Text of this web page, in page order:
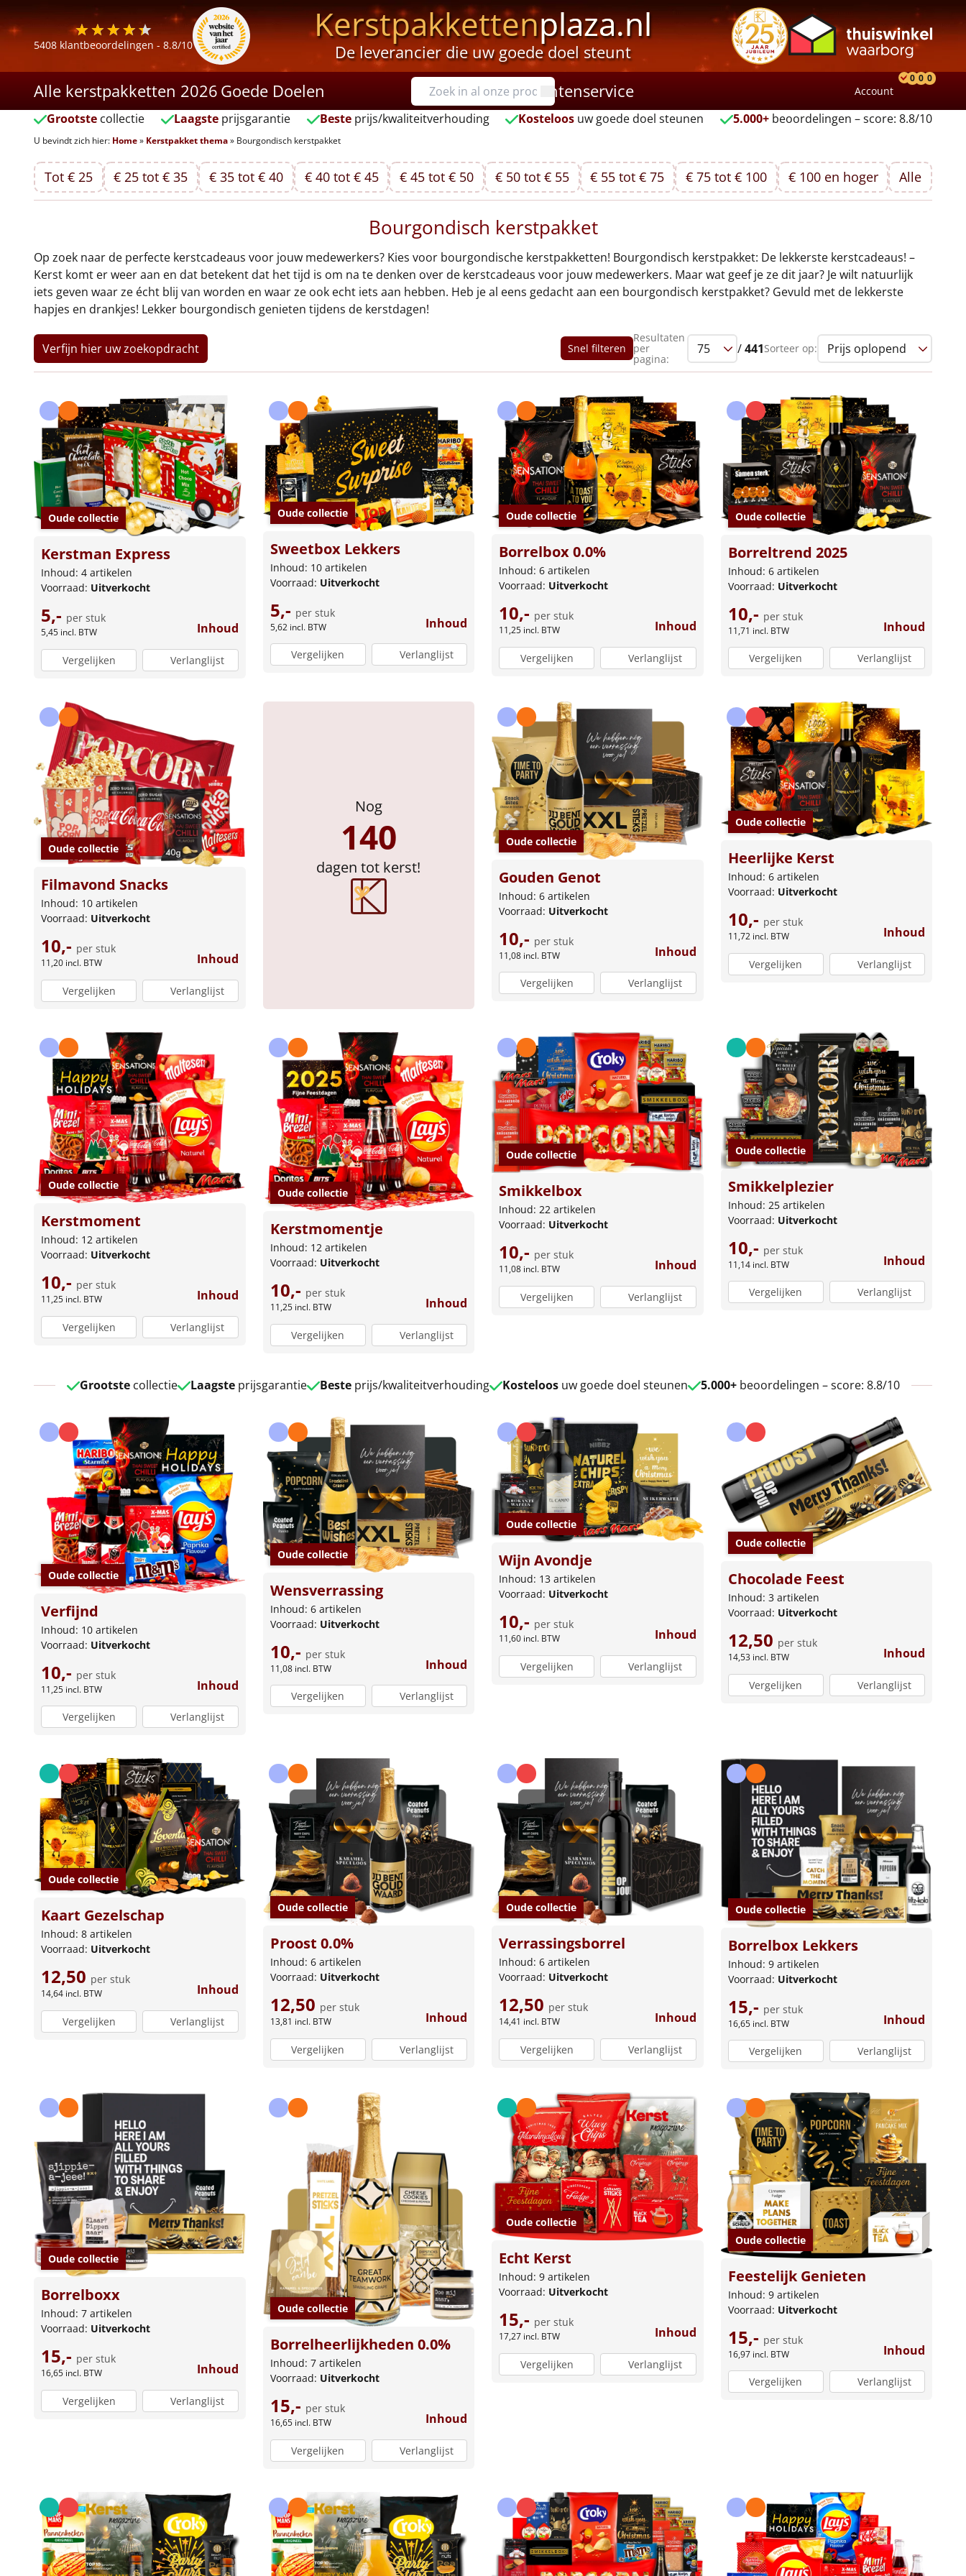
5408 klantbeoordelingen - 8.8/10 Kerstpakkettenplaza.nl
De leverancier die uw goede doel steunt
Alle kerstpakketten 2026 Goede Doelen Klantenservice Account
0 0 0
Grootste collectie Laagsteprijsgarantie Besteprijs/kwaliteitverhouding Kosteloos uw goede doel steunen 5.000+ beoordelingen – score: 8.8/10
U bevindt zich hier: Home» Kerstpakket thema» Bourgondisch kerstpakket
Tot € 25 € 25 tot € 35 € 35 tot € 40 € 40 tot € 45 € 45 tot € 50 € 50 tot € 55 € 55 tot € 75 € 75 tot € 100 € 100 en hoger Alle
Bourgondisch kerstpakket
Op zoek naar de perfecte kerstcadeaus voor jouw medewerkers? Kies voor bourgondische kerstpakketten! Bourgondisch kerstpakket: De lekkerste kerstcadeaus! –
Kerst komt er weer aan en dat betekent dat het tijd is om na te denken over de kerstcadeaus voor jouw medewerkers. Maar wat geef je ze dit jaar? Je wilt natuurlijk
iets geven waar ze écht blij van worden en waar ze ook echt iets aan hebben. Heb je al eens gedacht aan een bourgondisch kerstpakket? Gevuld met de lekkerste
hapjes en drankjes! Lekker bourgondisch genieten tijdens de kerstdagen!
Verfijn hier uw zoekopdracht Snel filteren
Resultaten
per
pagina:
/441Sorteer op:
Oude collectie
Kerstman Express
Inhoud: 4 artikelen
Voorraad: Uitverkocht
5,- per stuk
5,45 incl. BTW Inhoud
Vergelijken Verlanglijst
Oude collectie
Sweetbox Lekkers
Inhoud: 10 artikelen
Voorraad: Uitverkocht
5,- per stuk
5,62 incl. BTW Inhoud
Vergelijken Verlanglijst
Oude collectie
Borrelbox 0.0%
Inhoud: 6 artikelen
Voorraad: Uitverkocht
10,- per stuk
11,25 incl. BTW Inhoud
Vergelijken Verlanglijst
Oude collectie
Borreltrend 2025
Inhoud: 6 artikelen
Voorraad: Uitverkocht
10,- per stuk
11,71 incl. BTW Inhoud
Vergelijken Verlanglijst
Oude collectie
Filmavond Snacks
Inhoud: 10 artikelen
Voorraad: Uitverkocht
10,- per stuk
11,20 incl. BTW Inhoud
Vergelijken Verlanglijst
Nog
140
dagen tot kerst!
Oude collectie
Gouden Genot
Inhoud: 6 artikelen
Voorraad: Uitverkocht
10,- per stuk
11,08 incl. BTW Inhoud
Vergelijken Verlanglijst
Oude collectie
Heerlijke Kerst
Inhoud: 6 artikelen
Voorraad: Uitverkocht
10,- per stuk
11,72 incl. BTW Inhoud
Vergelijken Verlanglijst
Oude collectie
Kerstmoment
Inhoud: 12 artikelen
Voorraad: Uitverkocht
10,- per stuk
11,25 incl. BTW Inhoud
Vergelijken Verlanglijst
Oude collectie
Kerstmomentje
Inhoud: 12 artikelen
Voorraad: Uitverkocht
10,- per stuk
11,25 incl. BTW Inhoud
Vergelijken Verlanglijst
Oude collectie
Smikkelbox
Inhoud: 22 artikelen
Voorraad: Uitverkocht
10,- per stuk
11,08 incl. BTW Inhoud
Vergelijken Verlanglijst
Oude collectie
Smikkelplezier
Inhoud: 25 artikelen
Voorraad: Uitverkocht
10,- per stuk
11,14 incl. BTW Inhoud
Vergelijken Verlanglijst
Oude collectie
Verfijnd
Inhoud: 10 artikelen
Voorraad: Uitverkocht
10,- per stuk
11,25 incl. BTW Inhoud
Vergelijken Verlanglijst
Oude collectie
Wensverrassing
Inhoud: 6 artikelen
Voorraad: Uitverkocht
10,- per stuk
11,08 incl. BTW Inhoud
Vergelijken Verlanglijst
Oude collectie
Wijn Avondje
Inhoud: 13 artikelen
Voorraad: Uitverkocht
10,- per stuk
11,60 incl. BTW Inhoud
Vergelijken Verlanglijst
Oude collectie
Chocolade Feest
Inhoud: 3 artikelen
Voorraad: Uitverkocht
12,50 per stuk
14,53 incl. BTW Inhoud
Vergelijken Verlanglijst
Oude collectie
Kaart Gezelschap
Inhoud: 8 artikelen
Voorraad: Uitverkocht
12,50 per stuk
14,64 incl. BTW Inhoud
Vergelijken Verlanglijst
Oude collectie
Proost 0.0%
Inhoud: 6 artikelen
Voorraad: Uitverkocht
12,50 per stuk
13,81 incl. BTW Inhoud
Vergelijken Verlanglijst
Oude collectie
Verrassingsborrel
Inhoud: 6 artikelen
Voorraad: Uitverkocht
12,50 per stuk
14,41 incl. BTW Inhoud
Vergelijken Verlanglijst
Oude collectie
Borrelbox Lekkers
Inhoud: 9 artikelen
Voorraad: Uitverkocht
15,- per stuk
16,65 incl. BTW Inhoud
Vergelijken Verlanglijst
Oude collectie
Borrelboxx
Inhoud: 7 artikelen
Voorraad: Uitverkocht
15,- per stuk
16,65 incl. BTW Inhoud
Vergelijken Verlanglijst
Oude collectie
Borrelheerlijkheden 0.0%
Inhoud: 7 artikelen
Voorraad: Uitverkocht
15,- per stuk
16,65 incl. BTW Inhoud
Vergelijken Verlanglijst
Oude collectie
Echt Kerst
Inhoud: 9 artikelen
Voorraad: Uitverkocht
15,- per stuk
17,27 incl. BTW Inhoud
Vergelijken Verlanglijst
Oude collectie
Feestelijk Genieten
Inhoud: 9 artikelen
Voorraad: Uitverkocht
15,- per stuk
16,97 incl. BTW Inhoud
Vergelijken Verlanglijst
Grootstecollectie Laagsteprijsgarantie Besteprijs/kwaliteitverhouding Kosteloosuw goede doel steunen 5.000+beoordelingen – score: 8.8/10